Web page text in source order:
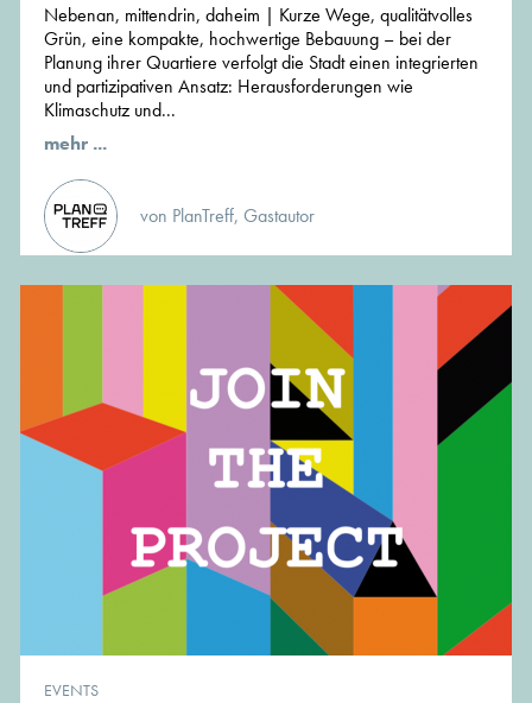
Nebenan, mittendrin, daheim | Kurze Wege, qualitätvolles
Grün, eine kompakte, hochwertige Bebauung – bei der
Planung ihrer Quartiere verfolgt die Stadt einen integrierten
und partizipativen Ansatz: Herausforderungen wie
Klimaschutz und...
mehr ...
von PlanTreff, Gastautor
EVENTS